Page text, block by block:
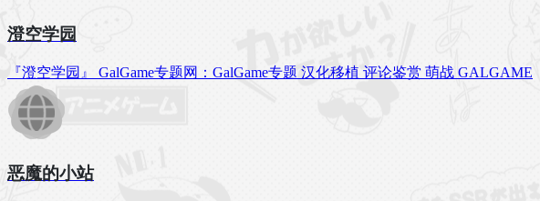
澄空学园
『澄空学园』 GalGame专题网：GalGame专题 汉化移植 评论鉴赏 萌战 GALGAME
恶魔的小站